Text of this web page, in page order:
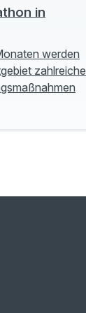
in
werden
zahlreiche